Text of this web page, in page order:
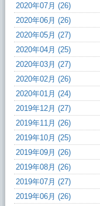
2020年07月 (26)
2020年06月 (26)
2020年05月 (27)
2020年04月 (25)
2020年03月 (27)
2020年02月 (26)
2020年01月 (24)
2019年12月 (27)
2019年11月 (26)
2019年10月 (25)
2019年09月 (26)
2019年08月 (26)
2019年07月 (27)
2019年06月 (26)